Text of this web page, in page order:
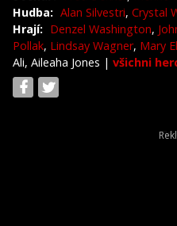
Hudba: Alan Silvestri, Crystal
Hrají: Denzel Washington,
Pollak, Lindsay Wagner, Mary
Ali, Aileaha Jones | všichni